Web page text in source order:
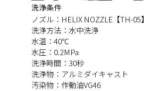
洗浄条件
ノズル： HELIX NOZZLE【TH-05】
洗浄方法： 水中洗浄
水温： 40℃
水圧： 0.2MPa
洗浄時間： 30秒
洗浄物： アルミダイキャスト
汚染物： 作動油VG46